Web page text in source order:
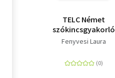
TELC Német
szókincsgyakorló
munkafüzet B1- B2
a telc Német
nyelvvizsga
Fenyvesi Laura